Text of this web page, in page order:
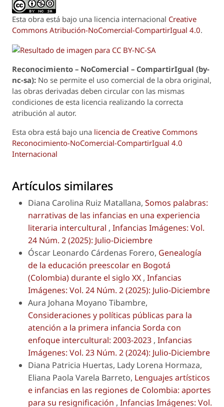
Esta obra está bajo una licencia internacional Creative
Commons Atribución-NoComercial-CompartirIgual 4.0.
Reconocimiento – NoComercial – CompartirIgual (by-
nc-sa): No se permite el uso comercial de la obra original,
las obras derivadas deben circular con las mismas
condiciones de esta licencia realizando la correcta
atribución al autor.
Esta obra está bajo una licencia de Creative Commons
Reconocimiento-NoComercial-CompartirIgual 4.0
Internacional
Artículos similares
Diana Carolina Ruiz Matallana, Somos palabras:
narrativas de las infancias en una experiencia
literaria intercultural , Infancias Imágenes: Vol.
24 Núm. 2 (2025): Julio-Diciembre
Óscar Leonardo Cárdenas Forero, Genealogía
de la educación preescolar en Bogotá
(Colombia) durante el siglo XX , Infancias
Imágenes: Vol. 24 Núm. 2 (2025): Julio-Diciembre
Aura Johana Moyano Tibambre,
Consideraciones y políticas públicas para la
atención a la primera infancia Sorda con
enfoque intercultural: 2003-2023 , Infancias
Imágenes: Vol. 23 Núm. 2 (2024): Julio-Diciembre
Diana Patricia Huertas, Lady Lorena Hormaza,
Eliana Paola Varela Barreto, Lenguajes artísticos
e infancias en las regiones de Colombia: aportes
para su resignificación , Infancias Imágenes: Vol.